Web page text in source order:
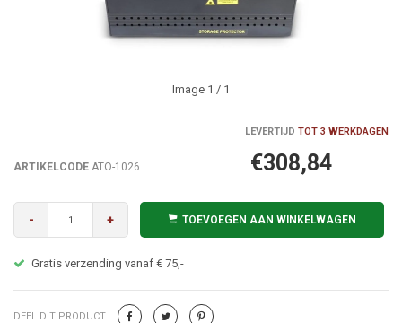
Image 1 / 1
LEVERTIJD TOT 3 WERKDAGEN
ARTIKELCODE ATO-1026 €308,84
- + TOEVOEGEN AAN WINKELWAGEN
Alles op voorraad? Voor 22:00 uur besteld = Morgen in huis!
DEEL DIT PRODUCT